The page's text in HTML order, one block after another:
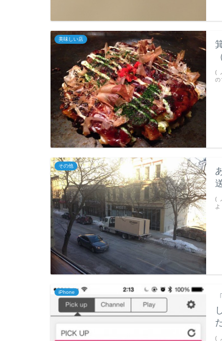
美味しい店
(
の
その他
(
iPhone
(